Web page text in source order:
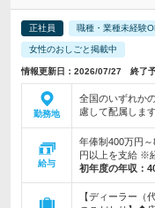
正社員 職種・業種未経験
女性のおしごと掲載中
情報更新日：2026/07/27 終了
勤務地
全国のいずれか
慮して配属しま
給与
年俸制400万円
円以上を支給 ※
初年度の年収：
【ディーラー（